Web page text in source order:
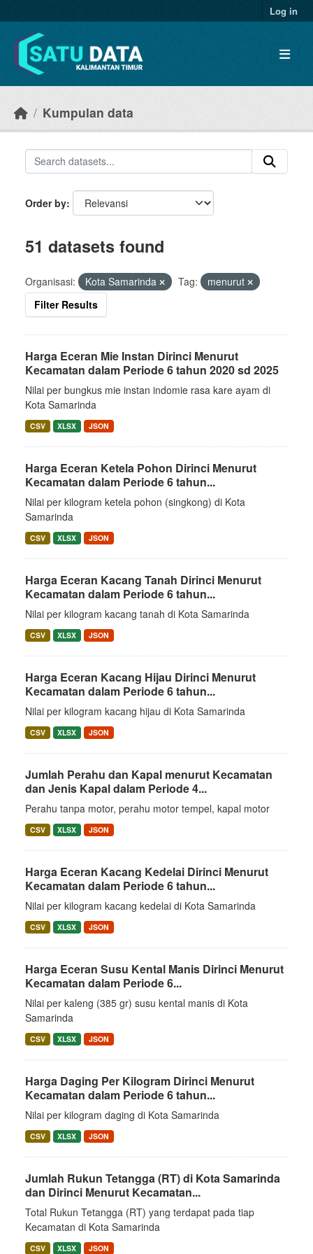
Log in
Kumpulan data
Order by
51 datasets found
Organisasi: Kota Samarinda Tag:
menurut
Filter Results
Harga Eceran Mie Instan Dirinci Menurut
Kecamatan dalam Periode 6 tahun 2020 sd 2025
Nilai per bungkus mie instan indomie rasa kare ayam di
Kota Samarinda
CSV XLSX JSON
Harga Eceran Ketela Pohon Dirinci Menurut
Kecamatan dalam Periode 6 tahun...
Nilai per kilogram ketela pohon (singkong) di Kota
Samarinda
CSV XLSX JSON
Harga Eceran Kacang Tanah Dirinci Menurut
Kecamatan dalam Periode 6 tahun...
Nilai per kilogram kacang tanah di Kota Samarinda
CSV XLSX JSON
Harga Eceran Kacang Hijau Dirinci Menurut
Kecamatan dalam Periode 6 tahun...
Nilai per kilogram kacang hijau di Kota Samarinda
CSV XLSX JSON
Jumlah Perahu dan Kapal menurut Kecamatan
dan Jenis Kapal dalam Periode 4...
Perahu tanpa motor, perahu motor tempel, kapal motor
CSV XLSX JSON
Harga Eceran Kacang Kedelai Dirinci Menurut
Kecamatan dalam Periode 6 tahun...
Nilai per kilogram kacang kedelai di Kota Samarinda
CSV XLSX JSON
Harga Eceran Susu Kental Manis Dirinci Menurut
Kecamatan dalam Periode 6...
Nilai per kaleng (385 gr) susu kental manis di Kota
Samarinda
CSV XLSX JSON
Harga Daging Per Kilogram Dirinci Menurut
Kecamatan dalam Periode 6 tahun...
Nilai per kilogram daging di Kota Samarinda
CSV XLSX JSON
Jumlah Rukun Tetangga (RT) di Kota Samarinda
dan Dirinci Menurut Kecamatan...
Total Rukun Tetangga (RT) yang terdapat pada tiap
Kecamatan di Kota Samarinda
CSV XLSX JSON